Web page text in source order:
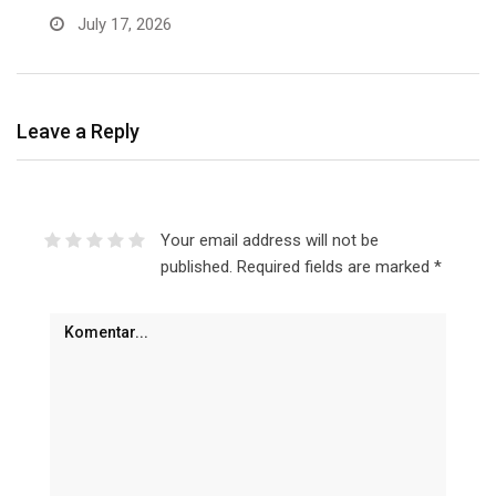
June 30, 2026
Leave a Reply
Your email address will not be
published. Required fields are marked *